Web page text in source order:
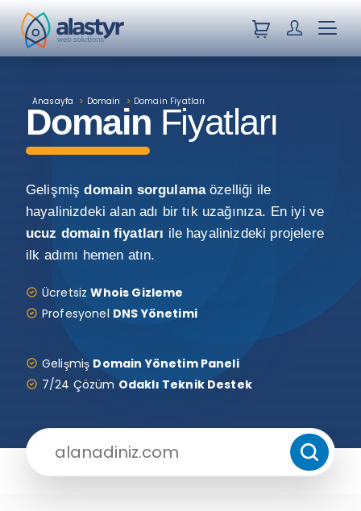
Sepetiniz
MüşteriMenü
Anasayfa > Domain > Domain Fiyatları
Domain Fiyatları
Gelişmişdomain sorgulamaözelliği ile
hayalinizdeki alan adı bir tık uzağınıza. En iyi ve
ucuz domain fiyatları ile hayalinizdeki projelere
ilk adımı hemen atın.
ÜcretsizWhois Gizleme
Profesyonel DNS Yönetimi
Gelişmiş Domain Yönetim Paneli
7/24 Çözüm Odaklı Teknik Destek